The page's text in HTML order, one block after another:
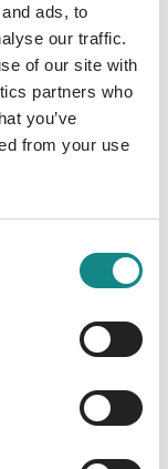
ads, to
our traffic.
of our site with
partners who
you’ve
from your use
nachhaltig
produziert